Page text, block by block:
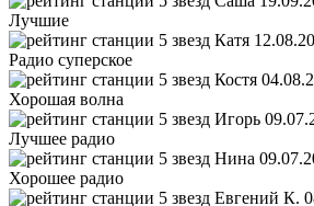
Лучшие
Катя
Радио суперское
Костя
Хорошая волна
Игорь
Лучшее радио
Нина
Хорошее радио
Евгений К.